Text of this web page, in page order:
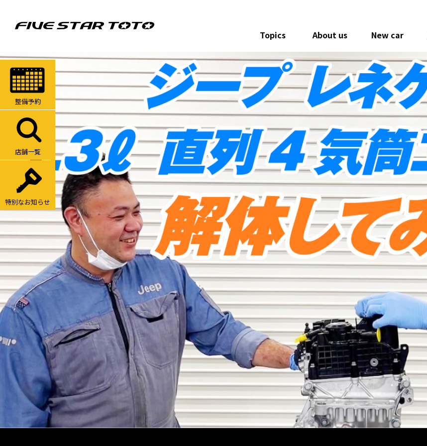
Topics About us New car
整備予約
店舗一覧
特別なお知らせ